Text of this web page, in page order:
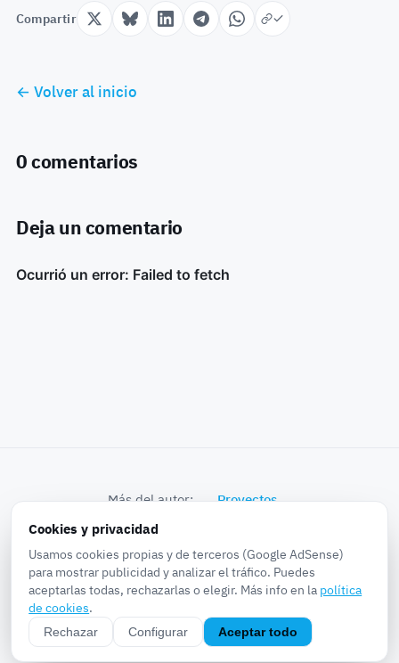
Compartir
← Volver al inicio
0 comentarios
Deja un comentario
Más del autor: Proyectos
Experiencias, Pruebas...
Sobre·Privacidad·Cookies·Aviso legal ·RSS·
Configurar cookies
Cookies y privacidad
Usamos cookies propias y de terceros (Google AdSense)
para mostrar publicidad y analizar el tráfico. Puedes
aceptarlas todas, rechazarlas o elegir. Más info en la política
de cookies.
Rechazar Configurar Aceptar todo